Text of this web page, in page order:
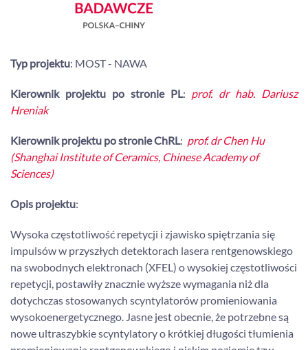
Typ projektu: MOST - NAWA
Kierownik projektu po stronie PL: prof. dr hab. Dariusz
Hreniak
Kierownik projektu po stronie ChRL: prof. dr Chen Hu
(Shanghai Institute of Ceramics, Chinese Academy of
Sciences)
Opis projektu:
Wysoka częstotliwość repetycji i zjawisko spiętrzania się
impulsów w przyszłych detektorach lasera rentgenowskiego
na swobodnych elektronach (XFEL) o wysokiej częstotliwości
repetycji, postawiły znacznie wyższe wymagania niż dla
dotychczas stosowanych scyntylatorów promieniowania
wysokoenergetycznego. Jasne jest obecnie, że potrzebne są
nowe ultraszybkie scyntylatory o krótkiej długości tłumienia